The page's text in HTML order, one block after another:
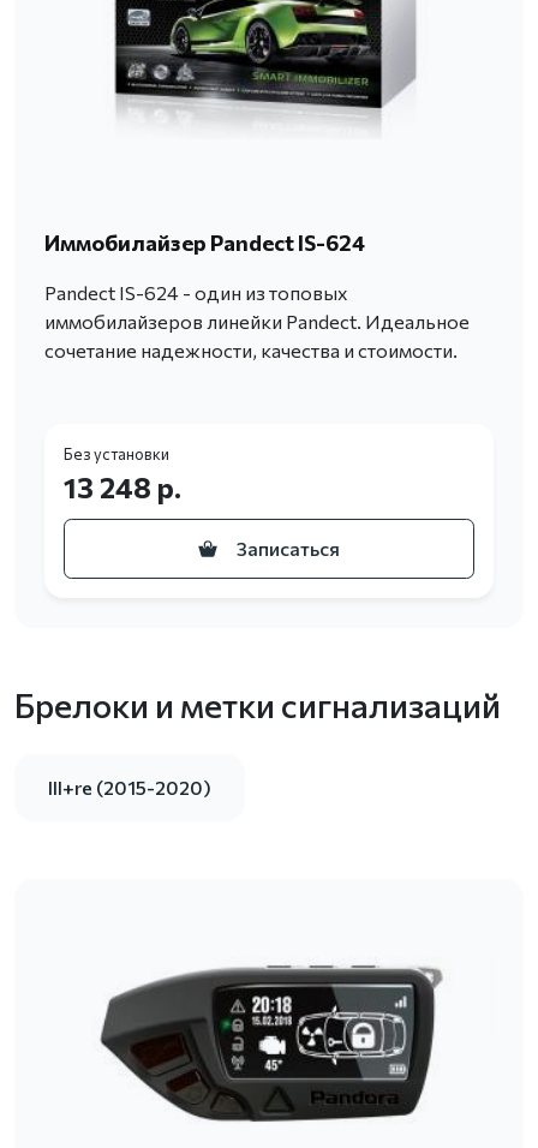
Иммобилайзер Pandect IS-624
Pandect IS-624 - один из топовых
иммобилайзеров линейки Pandect. Идеальное
сочетание надежности, качества и стоимости.
Без установки
13 248 р.
Записаться
Брелоки и метки сигнализаций
III+re (2015-2020)